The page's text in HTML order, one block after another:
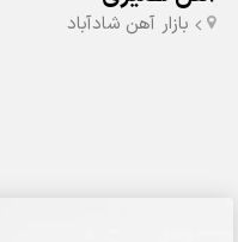
بازار آهن شادآباد